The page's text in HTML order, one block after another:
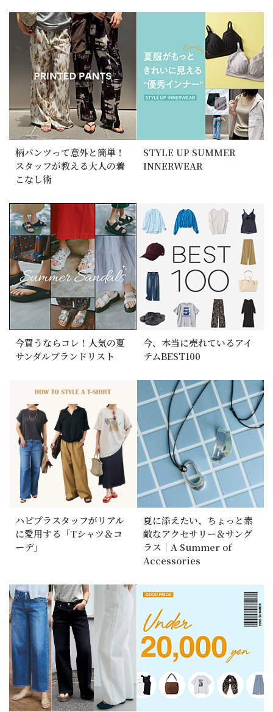
柄パンツって意外と簡単！
スタッフが教える大人の着
こなし術
STYLE UP SUMMER
INNERWEAR
今買うならコレ！人気の夏
サンダルブランドリスト
今、本当に売れているアイ
テムBEST100
ハピプラスタッフがリアル
に愛用する「Tシャツ＆コ
ーデ」
夏に添えたい、ちょっと素
敵なアクセサリー＆サング
ラス｜A Summer of
Accessories